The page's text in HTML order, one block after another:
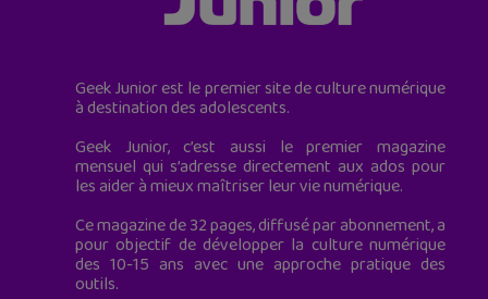
Geek Junior est le premier site de culture numérique
à destination des adolescents.
Geek Junior, c’est aussi le premier magazine
mensuel qui s’adresse directement aux ados pour
les aider à mieux maîtriser leur vie numérique.
Ce magazine de 32 pages, diffusé par abonnement, a
pour objectif de développer la culture numérique
des 10-15 ans avec une approche pratique des
outils.